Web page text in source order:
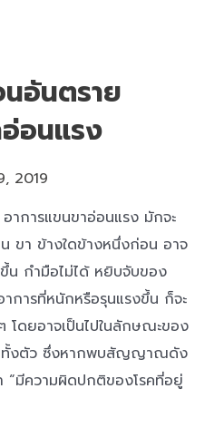
อันตราย
อนแรง
2019
การแขนขาอ่อนแรง มักจะ
ขา ข้างใดข้างหนึ่งก่อน อาจ
น กำมือไม่ได้ หยิบจับของ
การที่หนักหรือรุนแรงขึ้น ก็จะ
โดยอาจเป็นไปในลักษณะของ
ทั้งตัว ซึ่งหากพบสัญญาณดัง
“มีความผิดปกติของโรคที่อยู่